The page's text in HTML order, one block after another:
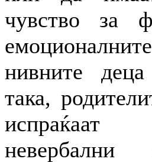
чувство за
нивните
така,
невербални